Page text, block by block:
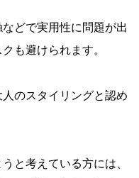
どで実用性に問題が出
も避けられます。
のスタイリングと認め
と考えている方には、